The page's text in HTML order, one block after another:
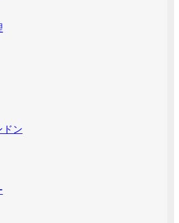
ドン